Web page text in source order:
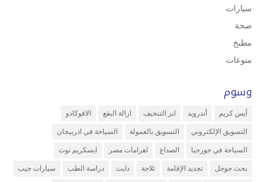
سيارات
صحة
مطبخ
منوعات
وسوم
آيس كريم أندرويد ابر التنحيف ازالة البقع الافوكادو
التسويق الإلكتروني التسويق بالعمولة السياحة في اذربيجان
السياحة في جورجيا الصداع اهرامات مصر ايسكريم توت
بحث جوجل تجديد الإقامة ثلاجة دايت دراسة الطب سيارات جيب